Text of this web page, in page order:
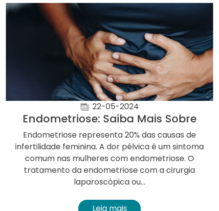
22-05-2024
Endometriose: Saiba Mais Sobre
Endometriose representa 20% das causas de
infertilidade feminina. A dor pélvica é um sintoma
comum nas mulheres com endometriose. O
tratamento da endometriose com a cirurgia
laparoscópica ou...
Leia mais